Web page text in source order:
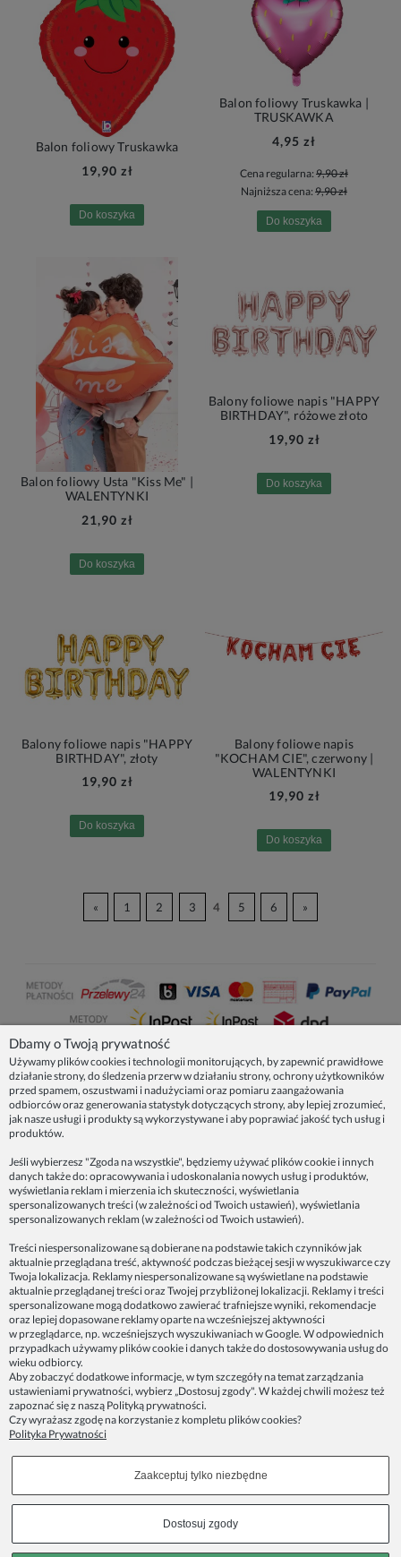
Balon foliowy Truskawka
19,90 zł
Do koszyka
Balon foliowy Truskawka |
TRUSKAWKA
4,95 zł
Cena regularna: 9,90 zł
Najniższa cena: 9,90 zł
Do koszyka
Balon foliowy Usta "Kiss Me" |
WALENTYNKI
21,90 zł
Do koszyka
Balony foliowe napis "HAPPY
BIRTHDAY", różowe złoto
19,90 zł
Do koszyka
Balony foliowe napis "HAPPY
BIRTHDAY", złoty
19,90 zł
Do koszyka
Balony foliowe napis
"KOCHAM CIE", czerwony |
WALENTYNKI
19,90 zł
Do koszyka
« 1 2 3 4 5 6 »
NASZE PRODUKTY
INFORMACJE
ZAINSPIRUJ SIĘ!
Dane firmy:
Spoko Motyw, Małgorzata Nowak-Staszak
ul. Skowronia 3D/4, 30-650 Kraków
NIP 7343314687
telefon: 512821491
e-mail:kontakt@spoko-motyw.pl
92 1140 2004 0000 3202 7758 0405
Punkt odbioru zamówień:
Pracownia Spoko Motyw
budynku), 30-415 Kraków
Dołącz do nas w mediach społecznościowych!
Dbamy o Twoją prywatność
Używamy plików cookies i technologii monitorujących, by zapewnić prawidłowe
działanie strony, do śledzenia przerw w działaniu strony, ochrony użytkowników
przed spamem, oszustwami i nadużyciami oraz pomiaru zaangażowania
odbiorców oraz generowania statystyk dotyczących strony, aby lepiej zrozumieć,
jak nasze usługi i produkty są wykorzystywane i aby poprawiać jakość tych usług i
produktów.
Jeśli wybierzesz "Zgoda na wszystkie", będziemy używać plików cookie i innych
danych także do: opracowywania i udoskonalania nowych usług i produktów,
wyświetlania reklam i mierzenia ich skuteczności, wyświetlania
spersonalizowanych treści (w zależności od Twoich ustawień), wyświetlania
spersonalizowanych reklam (w zależności od Twoich ustawień).
Treści niespersonalizowane są dobierane na podstawie takich czynników jak
aktualnie przeglądana treść, aktywność podczas bieżącej sesji w wyszukiwarce czy
Twoja lokalizacja. Reklamy niespersonalizowane są wyświetlane na podstawie
aktualnie przeglądanej treści oraz Twojej przybliżonej lokalizacji. Reklamy i treści
spersonalizowane mogą dodatkowo zawierać trafniejsze wyniki, rekomendacje
oraz lepiej dopasowane reklamy oparte na wcześniejszej aktywności
w przeglądarce, np. wcześniejszych wyszukiwaniach w Google. W odpowiednich
przypadkach używamy plików cookie i danych także do dostosowywania usług do
wieku odbiorcy.
Aby zobaczyć dodatkowe informacje, w tym szczegóły na temat zarządzania
ustawieniami prywatności, wybierz „Dostosuj zgody". W każdej chwili możesz też
zapoznać się z naszą Polityką prywatności.
Czy wyrażasz zgodę na korzystanie z kompletu plików cookies?
Polityka Prywatności
Zaakceptuj tylko niezbędne
Dostosuj zgody